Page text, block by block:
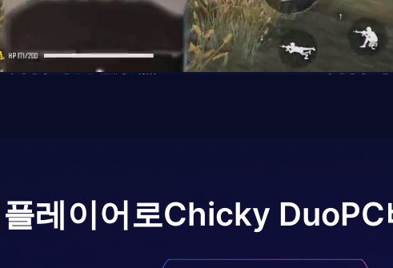
레이어로Chicky Duo